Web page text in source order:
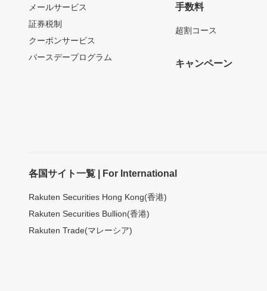
メールサービス
証券税制
クーポンサービス
バースデープログラム
手数料
超割コース
キャンペーン
各国サイト一覧 | For International
Rakuten Securities Hong Kong(香港)
Rakuten Securities Bullion(香港)
Rakuten Trade(マレーシア)